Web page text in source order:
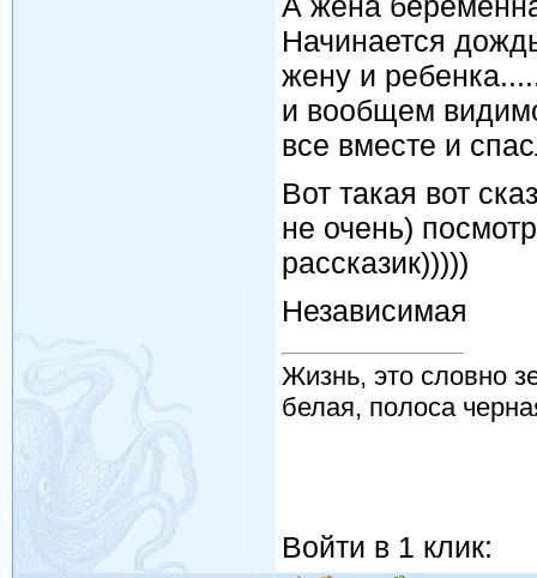
Начинается
жену и
и вообщем
все вместе и
Вот такая вот
не очень)
рассказик)))))
Независимая
Жизнь, это словно
белая, полоса
Войти в 1 клик: